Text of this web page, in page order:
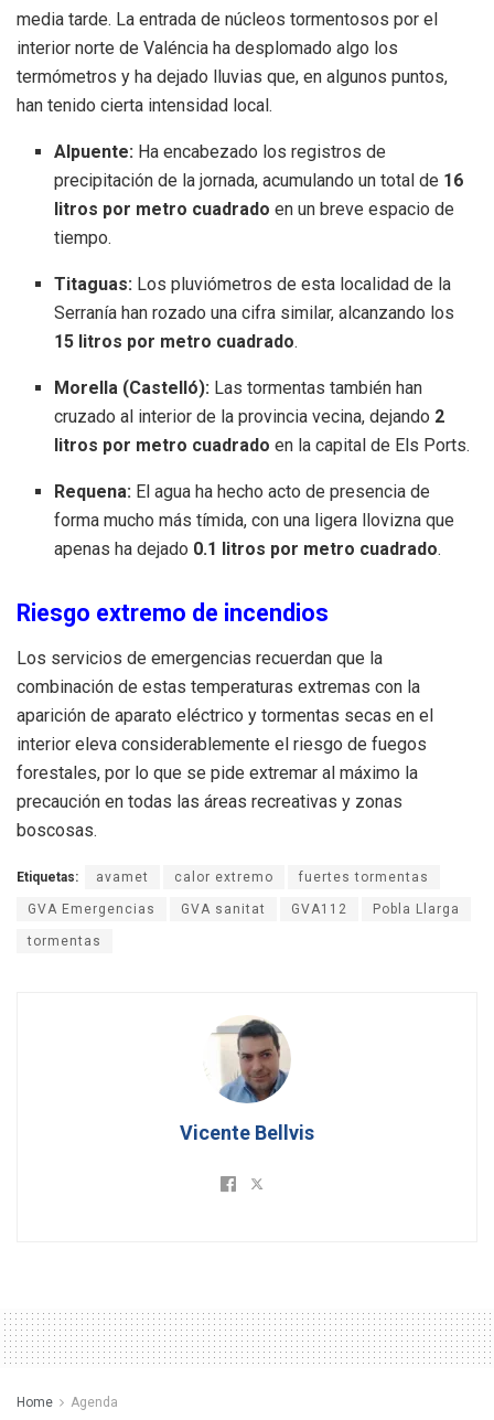
media tarde. La entrada de núcleos tormentosos por el
interior norte de Valéncia ha desplomado algo los
termómetros y ha dejado lluvias que, en algunos puntos,
han tenido cierta intensidad local.
Alpuente: Ha encabezado los registros de
precipitación de la jornada, acumulando un total de 16
litros por metro cuadrado en un breve espacio de
tiempo.
Titaguas: Los pluviómetros de esta localidad de la
Serranía han rozado una cifra similar, alcanzando los
15 litros por metro cuadrado.
Morella (Castelló): Las tormentas también han
cruzado al interior de la provincia vecina, dejando 2
litros por metro cuadrado en la capital de Els Ports.
Requena: El agua ha hecho acto de presencia de
forma mucho más tímida, con una ligera llovizna que
apenas ha dejado 0.1 litros por metro cuadrado.
Riesgo extremo de incendios
Los servicios de emergencias recuerdan que la
combinación de estas temperaturas extremas con la
aparición de aparato eléctrico y tormentas secas en el
interior eleva considerablemente el riesgo de fuegos
forestales, por lo que se pide extremar al máximo la
precaución en todas las áreas recreativas y zonas
boscosas.
Etiquetas: avamet calor extremo fuertes tormentas
GVA Emergencias GVA sanitat GVA112 Pobla Llarga
tormentas
Vicente Bellvis
Home Agenda